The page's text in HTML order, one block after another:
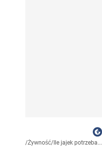
/Żywność/Ile jajek potrzeba...